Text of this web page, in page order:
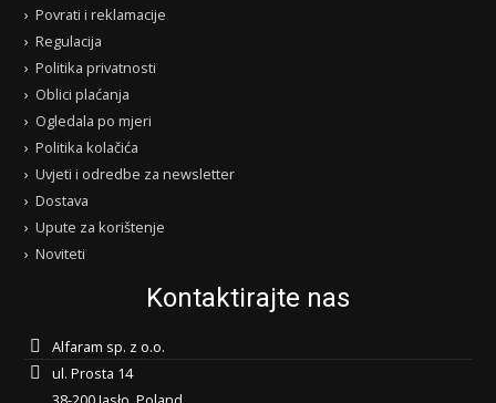
Povrati i reklamacije
Regulacija
Politika privatnosti
Oblici plaćanja
Ogledala po mjeri
Politika kolačića
Uvjeti i odredbe za newsletter
Dostava
Upute za korištenje
Noviteti
Kontaktirajte nas
Alfaram sp. z o.o.
ul. Prosta 14